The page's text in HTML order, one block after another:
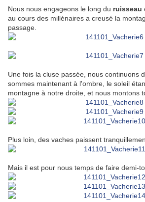
Nous nous engageons le long du ruisseau
au cours des millénaires a creusé la
passage.
Une fois la cluse passée, nous continuons
sommes maintenant à l'ombre, le soleil
montagne à notre droite, et nous montons
Plus loin, des vaches paissent
Mais il est pour nous temps de faire demi-